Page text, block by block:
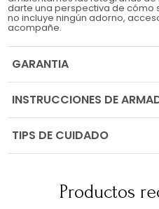
darte una perspectiva de cómo
no incluye ningún adorno,
acompañe.
GARANTIA
INSTRUCCIONES DE
TIPS DE CUIDADO
Productos